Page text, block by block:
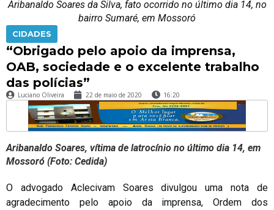
Aribanaldo Soares da Silva, fato ocorrido no último dia 14, no
bairro Sumaré, em Mossoró
CIDADES
“Obrigado pelo apoio da imprensa,
OAB, sociedade e o excelente trabalho
das polícias”
Luciano Oliveira 22 de maio de 2020 16:20
Aribanaldo Soares, vítima de latrocínio no último dia 14, em
Mossoró (Foto: Cedida)
O advogado Aclecivam Soares divulgou uma nota de
agradecimento pelo apoio da imprensa, Ordem dos